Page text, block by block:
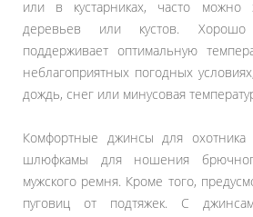
или в кустарниках, часто можно
деревьев или кустов.
поддерживает оптимальную
неблагоприятных погодных
дождь, снег или минусовая
Комфортные джинсы для
шлюфкамы для ношения
мужского ремня. Кроме того,
пуговиц от подтяжек. С